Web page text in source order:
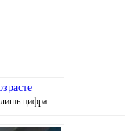
цифра …